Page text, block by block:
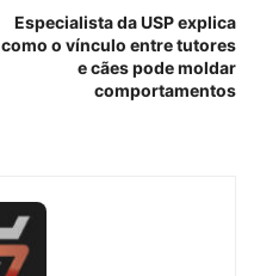
Especialista da USP explica
como o vínculo entre tutores
e cães pode moldar
comportamentos